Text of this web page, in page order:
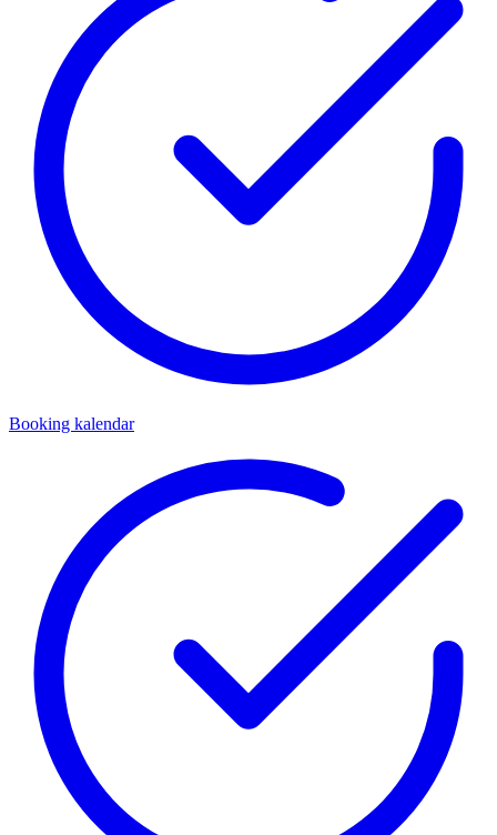
Booking kalendar